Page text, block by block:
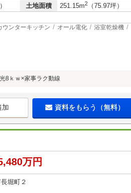
土地面積 251.15m2
（75.97坪）
ウンターキッチン オール電化 浴室乾燥機
8ｋｗ×家事ラク動線
加 資料をもらう（無料）
万円
堀町２